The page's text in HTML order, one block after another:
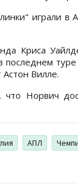
играли
Криса
Вилле.
Норвич
АПЛ